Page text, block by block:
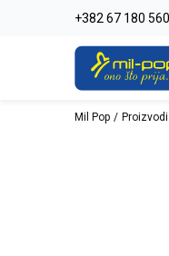
+382 67 180 560
-20% na kompletan
Mil Pop Proizvodi